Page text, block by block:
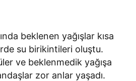
beklenen yağışlar kısa
su birikintileri oluştu.
ve beklenmedik yağışa
zor anlar yaşadı.